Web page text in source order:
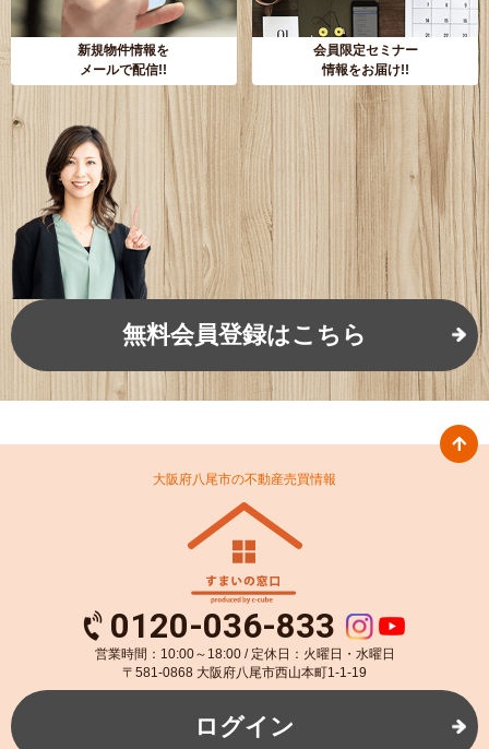
新規物件情報を
メールで配信!!
会員限定セミナー
情報をお届け!!
無料会員登録はこちら
大阪府八尾市の不動産売買情報
0120-036-833
営業時間：10:00～18:00 / 定休日：火曜日・水曜日
〒581-0868 大阪府八尾市西山本町1-1-19
ログイン